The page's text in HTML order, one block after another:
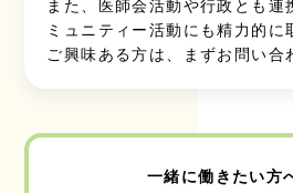
また、医師会活動や行政とも連
ミュニティー活動にも精力的に
ご興味ある方は、まずお問い合
一緒に働きたい方